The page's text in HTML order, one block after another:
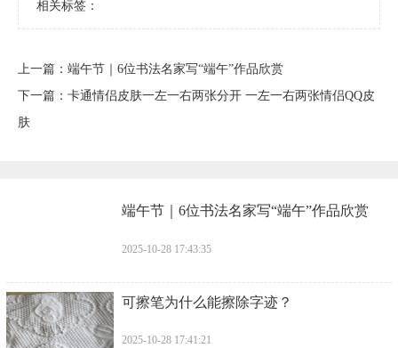
相关标签：
上一篇： ​端午节｜6位书法名家写“端午”作品欣赏
下一篇： ​卡通情侣皮肤一左一右两张分开 一左一右两张情侣QQ皮
肤
​端午节｜6位书法名家写“端午”作品欣赏
2025-10-28 17:43:35
​可擦笔为什么能擦除字迹？
2025-10-28 17:41:21